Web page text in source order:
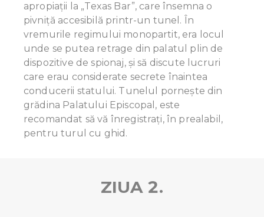
apropiaţii la „Texas Bar”, care însemna o
pivniță accesibilă printr-un tunel. În
vremurile regimului monopartit, era locul
unde se putea retrage din palatul plin de
dispozitive de spionaj, și să discute lucruri
care erau considerate secrete înaintea
conducerii statului. Tunelul porneşte din
grădina Palatului Episcopal, este
recomandat să vă înregistraţi, în prealabil,
pentru turul cu ghid.
ZIUA 2.